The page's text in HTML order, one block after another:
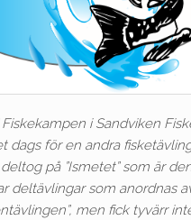
Fiskekampen i Sandviken
dags för en andra
på ”Ismetet” som är
deltävlingar som anordnas
men fick tyvärr